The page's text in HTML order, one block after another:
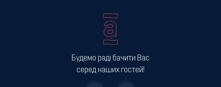
Будемо раді бачити Вас
серед наших гостей!